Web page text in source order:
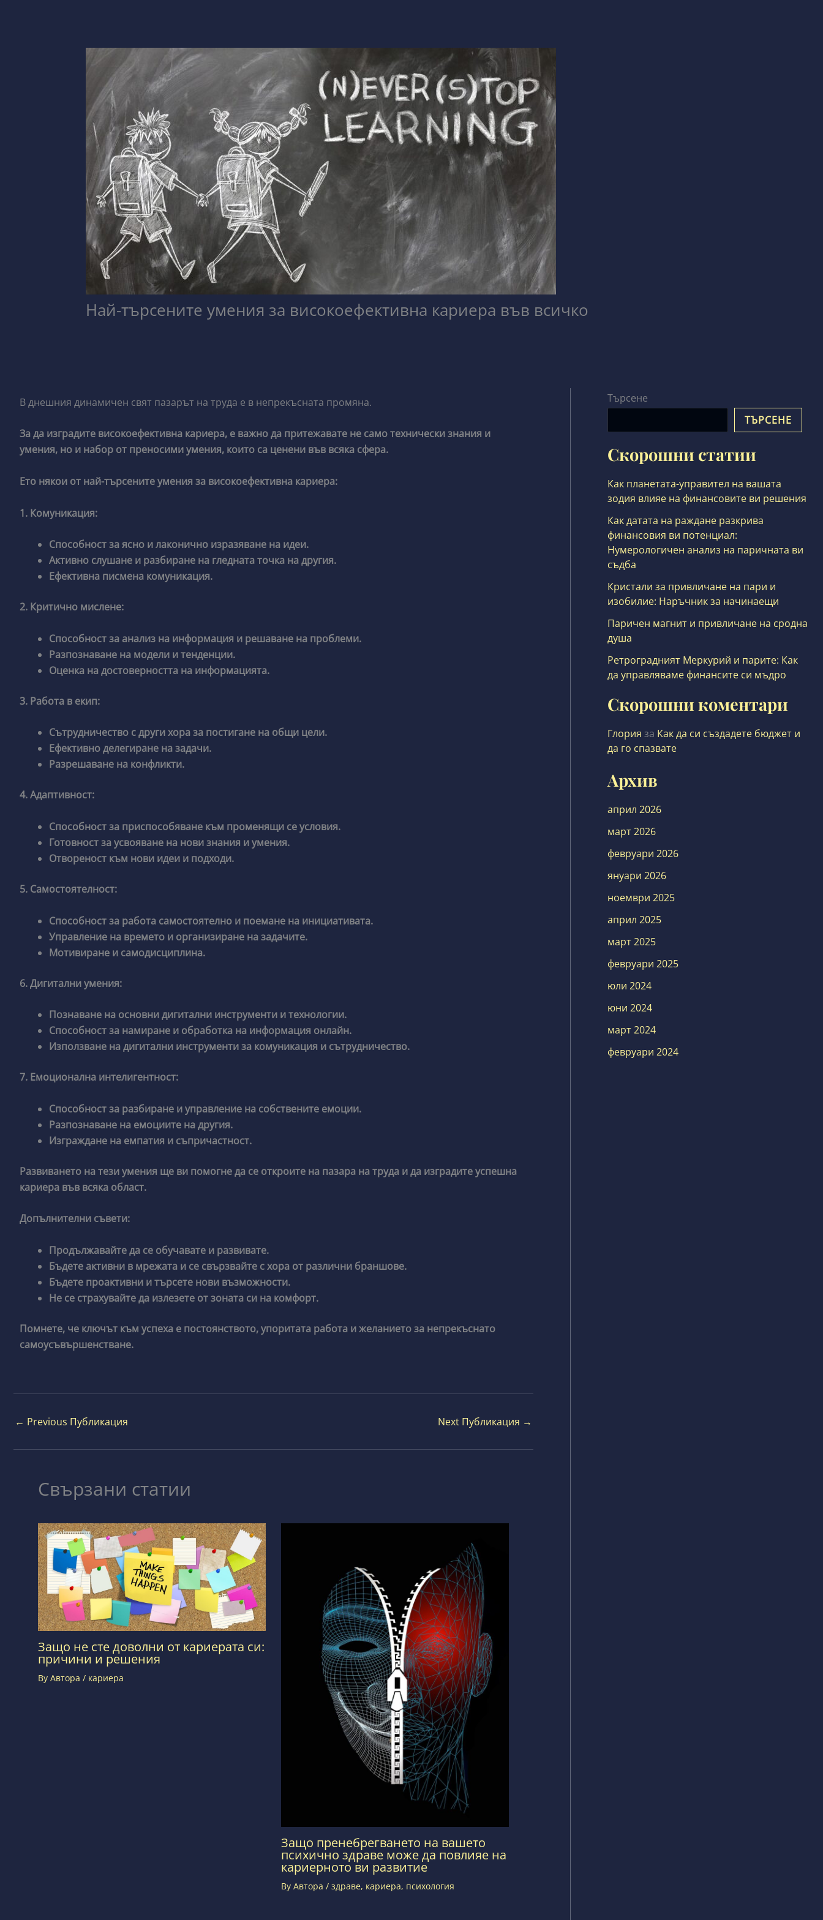
Най-търсените умения за високоефективна кариера във всичко
В днешния динамичен свят пазарът на труда е в непрекъсната промяна.
За да изградите високоефективна кариера, е важно да притежавате не само технически знания и
умения, но и набор от преносими умения, които са ценени във всяка сфера.
Ето някои от най-търсените умения за високоефективна кариера:
1. Комуникация:
Способност за ясно и лаконично изразяване на идеи.
Активно слушане и разбиране на гледната точка на другия.
Ефективна писмена комуникация.
2. Критично мислене:
Способност за анализ на информация и решаване на проблеми.
Разпознаване на модели и тенденции.
Оценка на достоверността на информацията.
3. Работа в екип:
Сътрудничество с други хора за постигане на общи цели.
Ефективно делегиране на задачи.
Разрешаване на конфликти.
4. Адаптивност:
Способност за приспособяване към променящи се условия.
Готовност за усвояване на нови знания и умения.
Отвореност към нови идеи и подходи.
5. Самостоятелност:
Способност за работа самостоятелно и поемане на инициативата.
Управление на времето и организиране на задачите.
Мотивиране и самодисциплина.
6. Дигитални умения:
Познаване на основни дигитални инструменти и технологии.
Способност за намиране и обработка на информация онлайн.
Използване на дигитални инструменти за комуникация и сътрудничество.
7. Емоционална интелигентност:
Способност за разбиране и управление на собствените емоции.
Разпознаване на емоциите на другия.
Изграждане на емпатия и съпричастност.
Развиването на тези умения ще ви помогне да се откроите на пазара на труда и да изградите успешна
кариера във всяка област.
Допълнителни съвети:
Продължавайте да се обучавате и развивате.
Бъдете активни в мрежата и се свързвайте с хора от различни браншове.
Бъдете проактивни и търсете нови възможности.
Не се страхувайте да излезете от зоната си на комфорт.
Помнете, че ключът към успеха е постоянството, упоритата работа и желанието за непрекъснато
самоусъвършенстване.
← Previous Публикация Next Публикация →
Свързани статии
Защо не сте доволни от кариерата си:
причини и решения
By Автора / кариера
Защо пренебрегването на вашето
психично здраве може да повлияе на
кариерното ви развитие
By Автора / здраве, кариера, психология
Търсене
ТЪРСЕНЕ
Скорошни статии
Как планетата-управител на вашата
зодия влияе на финансовите ви решения
Как датата на раждане разкрива
финансовия ви потенциал:
Нумерологичен анализ на паричната ви
съдба
Кристали за привличане на пари и
изобилие: Наръчник за начинаещи
Паричен магнит и привличане на сродна
душа
Ретроградният Меркурий и парите: Как
да управляваме финансите си мъдро
Скорошни коментари
Глория за Как да си създадете бюджет и
да го спазвате
Архив
април 2026
март 2026
февруари 2026
януари 2026
ноември 2025
април 2025
март 2025
февруари 2025
юли 2024
юни 2024
март 2024
февруари 2024